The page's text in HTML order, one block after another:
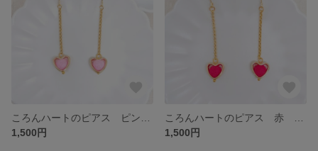
1,500円
1,500円